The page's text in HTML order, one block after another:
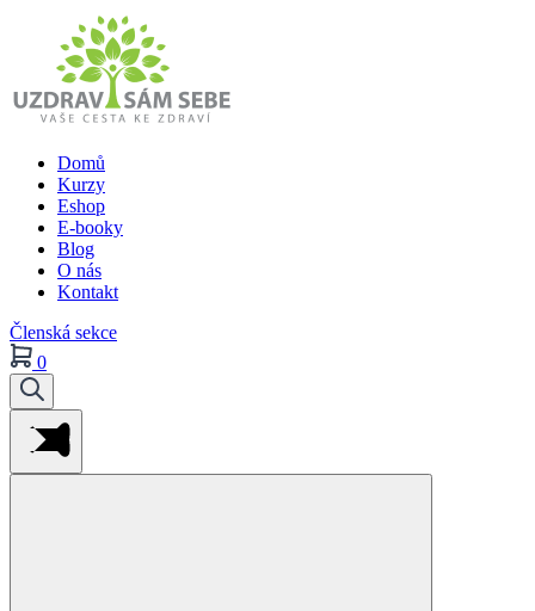
Domů
Kurzy
Eshop
E-booky
Blog
O nás
Kontakt
Členská sekce
0